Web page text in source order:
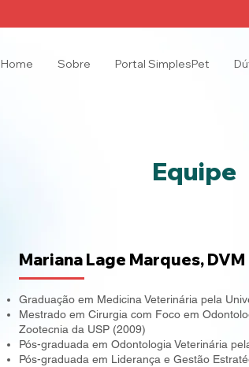
Home Sobre Portal SimplesPet
Equipe
Mariana Lage Marques, DVM
Graduação em Medicina Veterinária pela
Mestrado em Cirurgia com Foco em
Zootecnia da USP (2009)
Pós-graduada em Odontologia Veterinária
Pós-graduada em Liderança e Gestão